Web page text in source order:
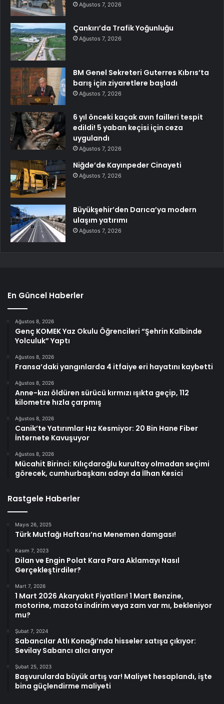
Ağustos 7, 2026
Çankırı’da Trafik Yoğunluğu
Ağustos 7, 2026
BM Genel Sekreteri Guterres Kıbrıs’ta
barış için ziyaretlere başladı
Ağustos 7, 2026
6 yıl önceki kaçak avın failleri tespit
edildi! 5 yaban keçisi için ceza
uygulandı
Ağustos 7, 2026
Niğde’de Kayınpeder Cinayeti
Ağustos 7, 2026
Büyükşehir’den Darıca’ya modern
ulaşım yatırımı
Ağustos 7, 2026
En Güncel Haberler
Ağustos 8, 2026
Genç KOMEK Yaz Okulu Öğrencileri “Şehrin Kalbinde
Yolculuk” Yaptı
Ağustos 8, 2026
Fransa’daki yangınlarda 4 itfaiye eri hayatını kaybetti
Ağustos 8, 2026
Anne-kızı öldüren sürücü kırmızı ışıkta geçip, 112
kilometre hızla çarpmış
Ağustos 8, 2026
Canik’te Yatırımlar Hız Kesmiyor: 20 Bin Hane Fiber
İnternete Kavuşuyor
Ağustos 8, 2026
Mücahit Birinci: Kılıçdaroğlu kurultay olmadan seçimi
görecek, cumhurbaşkanı adayı da İlhan Kesici
Rastgele Haberler
Mayıs 26, 2025
Türk Mutfağı Haftası’na Menemen damgası!
Kasım 7, 2023
Dilan ve Engin Polat Kara Para Aklamayı Nasıl
Gerçekleştirdiler?
Mart 7, 2026
1 Mart 2026 Akaryakıt Fiyatları! 1 Mart Benzine,
motorine, mazota indirim veya zam var mı, bekleniyor
mu?
Şubat 7, 2024
Sabancılar Atlı Konağı’nda hisseler satışa çıkıyor:
Sevilay Sabancı alıcı arıyor
Şubat 25, 2023
Başvurularda büyük artış var! Maliyet hesaplandı, işte
bina güçlendirme maliyeti